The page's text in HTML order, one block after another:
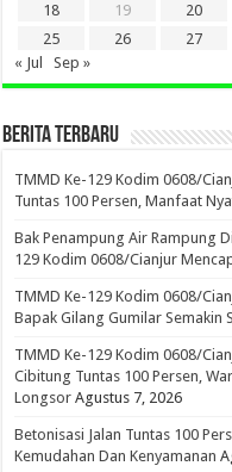
18
19 20
25
26 27
« Jul
Sep »
BERITA TERBARU
TMMD Ke-129 Kodim 0608/
Tuntas 100 Persen, Manfaat
Bak Penampung Air Rampung
129 Kodim 0608/Cianjur
TMMD Ke-129 Kodim 0608/
Bapak Gilang Gumilar Semakin
TMMD Ke-129 Kodim 0608/
Cibitung Tuntas 100 Persen,
Longsor Agustus 7, 2026
Betonisasi Jalan Tuntas 100
Kemudahan Dan Kenyamanan